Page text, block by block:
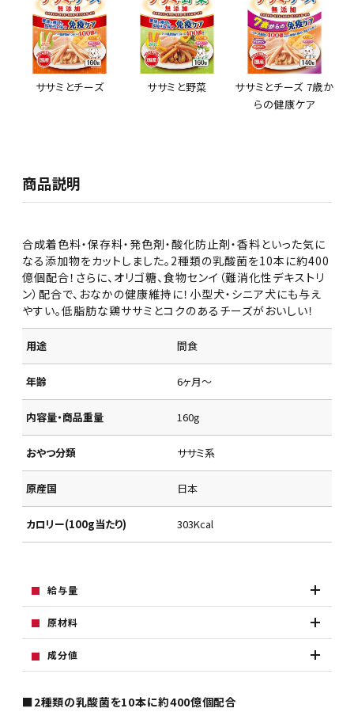
ササミとチーズ ササミと野菜
ササミとチーズ 7歳か
らの健康ケア
商品説明
合成着色料・保存料・発色剤・酸化防止剤・香料といった気に
なる添加物をカットしました。2種類の乳酸菌を10本に約400
億個配合！さらに、オリゴ糖、食物センイ（難消化性デキストリ
ン）配合で、おなかの健康維持に！小型犬・シニア犬にも与え
やすい。低脂肪な鶏ササミとコクのあるチーズがおいしい！
用途 間食
年齢 6ヶ月～
内容量・商品重量 160g
おやつ分類 ササミ系
原産国 日本
カロリー(100g当たり) 303Kcal
給与量
原材料
成分値
■2種類の乳酸菌を10本に約400億個配合